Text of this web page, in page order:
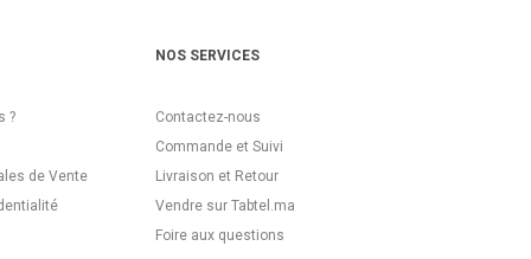
?
de Vente
NOS SERVICES
Contactez-nous
Commande et Suivi
Livraison et Retour
Vendre sur Tabtel.ma
Foire aux questions